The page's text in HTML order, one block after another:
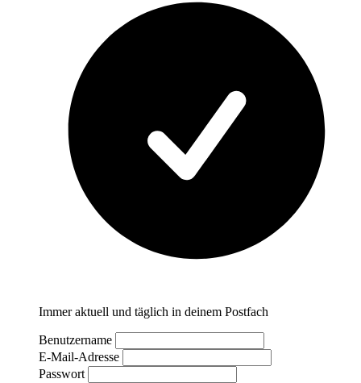
Immer aktuell und täglich in deinem Postfach
Benutzername
E-Mail-Adresse
Passwort